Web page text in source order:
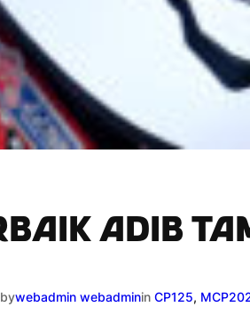
ADIB
bywebadmin webadminin CP125,